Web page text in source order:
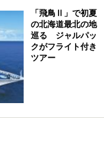
「飛鳥Ⅱ」で初夏
の北海道最北の地
巡る ジャルパッ
クがフライト付き
ツアー